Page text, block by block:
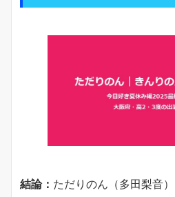
結論： ただりのん（多田梨音